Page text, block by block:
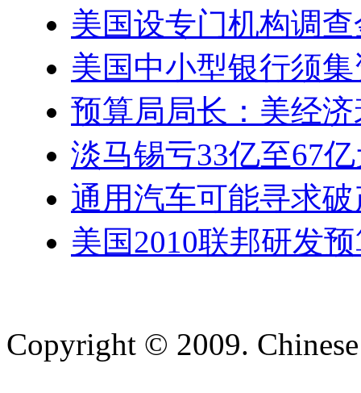
美国设专门机构调
美国中小型银行须
预算局局长：美经
淡马锡亏33亿至67
通用汽车可能寻求
美国2010联邦研发
Copyright © 2009.